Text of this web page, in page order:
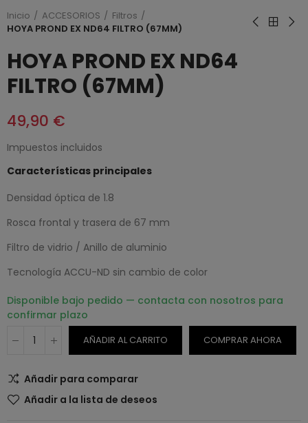
Inicio ACCESORIOS
Filtros
HOYA PROND EX ND64 FILTRO (67MM)
HOYA PROND EX ND64
FILTRO (67MM)
49,90 €
Impuestos incluidos
Características principales
Densidad óptica de 1.8
Rosca frontal y trasera de 67 mm
Filtro de vidrio / Anillo de aluminio
Tecnología ACCU-ND sin cambio de color
Disponible bajo pedido — contacta con nosotros para
confirmar plazo
AÑADIR AL CARRITO COMPRAR AHORA
Añadir para comparar
Añadir a la lista de deseos